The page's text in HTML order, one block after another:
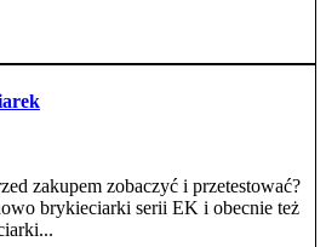
zakupem zobaczyć i przetestować?
brykieciarki serii EK i obecnie też